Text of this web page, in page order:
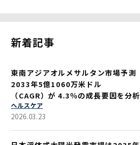
新着記事
東南アジアオルメサルタン市場予測
2033年5億1060万米ドル
（CAGR）が 4.3％の成長要因を分析
ヘルスケア
2026.03.23